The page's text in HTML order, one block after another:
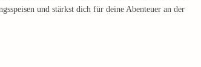
und stärkst dich für deine Abenteuer an der